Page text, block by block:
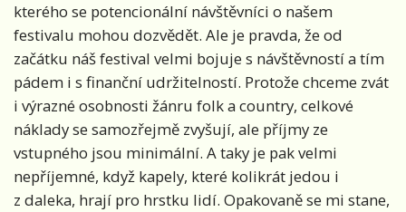
kterého se potencionální návštěvníci o našem
festivalu mohou dozvědět. Ale je pravda, že od
začátku náš festival velmi bojuje s návštěvností a tím
pádem i s finanční udržitelností. Protože chceme zvát
i výrazné osobnosti žánru folk a country, celkové
náklady se samozřejmě zvyšují, ale příjmy ze
vstupného jsou minimální. A taky je pak velmi
nepříjemné, když kapely, které kolikrát jedou i
z daleka, hrají pro hrstku lidí. Opakovaně se mi stane,